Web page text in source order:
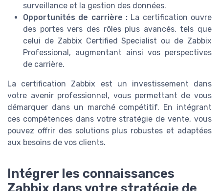
surveillance et la gestion des données.
Opportunités de carrière : La certification ouvre
des portes vers des rôles plus avancés, tels que
celui de Zabbix Certified Specialist ou de Zabbix
Professional, augmentant ainsi vos perspectives
de carrière.
La certification Zabbix est un investissement dans
votre avenir professionnel, vous permettant de vous
démarquer dans un marché compétitif. En intégrant
ces compétences dans votre stratégie de vente, vous
pouvez offrir des solutions plus robustes et adaptées
aux besoins de vos clients.
Intégrer les connaissances
Zabbix dans votre stratégie de